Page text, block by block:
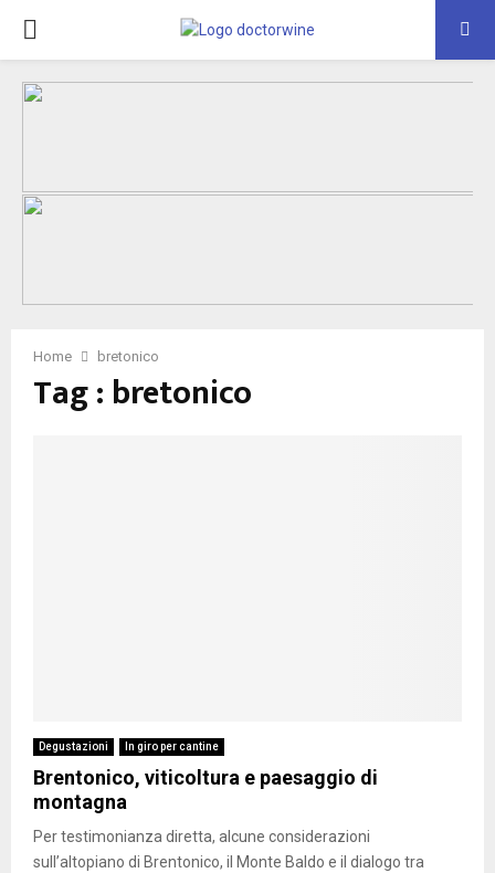
PRIMARY
MENU
Home bretonico
Tag : bretonico
Degustazioni In giro per cantine
Brentonico, viticoltura e paesaggio di
montagna
Per testimonianza diretta, alcune considerazioni
sull’altopiano di Brentonico, il Monte Baldo e il dialogo tra